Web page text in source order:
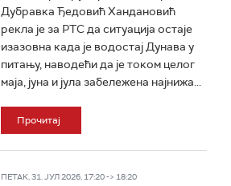
Дубравка Ђедовић Хандановић
рекла је за РТС да ситуација остаје
изазовна када је водостај Дунава у
питању, наводећи да је током целог
маја, јуна и јула забележена најнижа...
Прочитај
ПЕТАК, 31. ЈУЛ 2026, 17:20 -> 18:20